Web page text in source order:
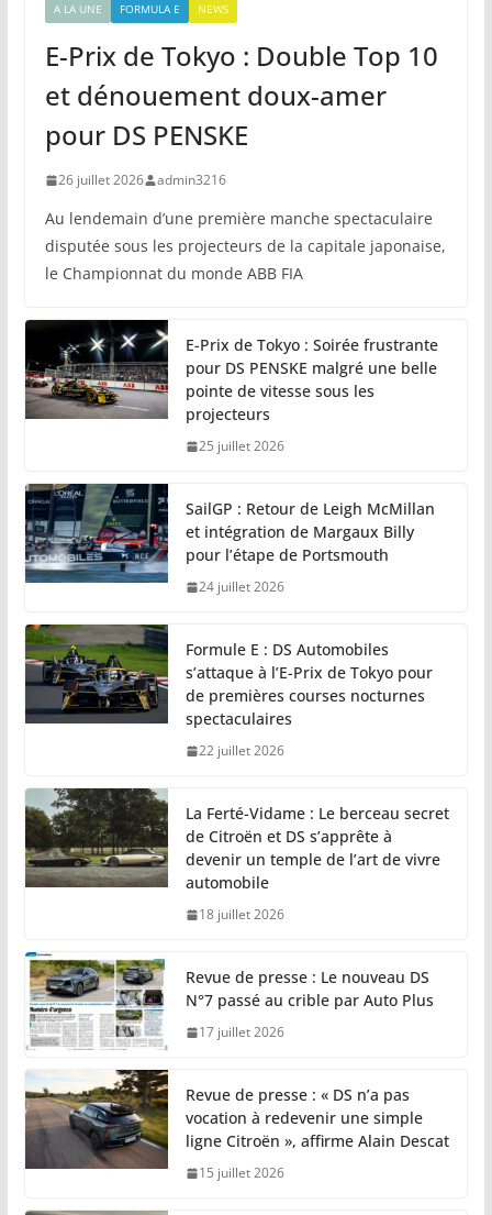
A LA UNE FORMULA E NEWS
E-Prix de Tokyo : Double Top 10
et dénouement doux-amer
pour DS PENSKE
26 juillet 2026 admin3216
Au lendemain d’une première manche spectaculaire
disputée sous les projecteurs de la capitale japonaise,
le Championnat du monde ABB FIA
E-Prix de Tokyo : Soirée frustrante
pour DS PENSKE malgré une belle
pointe de vitesse sous les
projecteurs
25 juillet 2026
SailGP : Retour de Leigh McMillan
et intégration de Margaux Billy
pour l’étape de Portsmouth
24 juillet 2026
Formule E : DS Automobiles
s’attaque à l’E-Prix de Tokyo pour
de premières courses nocturnes
spectaculaires
22 juillet 2026
La Ferté-Vidame : Le berceau secret
de Citroën et DS s’apprête à
devenir un temple de l’art de vivre
automobile
18 juillet 2026
Revue de presse : Le nouveau DS
N°7 passé au crible par Auto Plus
17 juillet 2026
Revue de presse : « DS n’a pas
vocation à redevenir une simple
ligne Citroën », affirme Alain Descat
15 juillet 2026